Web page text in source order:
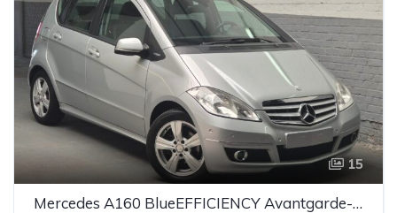
15
Mercedes A160 BlueEFFICIENCY Avantgarde-essence -2010-104.000km-Top état -Garantie